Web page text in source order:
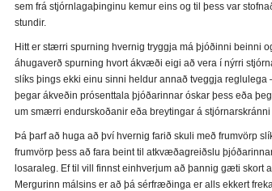
sem frá stjórnlagaþinginu kemur eins og til þess var
stundir.
Hitt er stærri spurning hvernig tryggja má þjóðinni beinni
áhugaverð spurning hvort ákvæði eigi að vera í nýrri
slíks þings ekki einu sinni heldur annað tveggja
þegar ákveðin prósenttala þjóðarinnar óskar þess eða
um smærri endurskoðanir eða breytingar á
Þá þarf að huga að því hvernig farið skuli með frumvörp
frumvörp þess að fara beint til atkvæðagreiðslu
losaraleg. Ef til vill finnst einhverjum að þannig gæti
Mergurinn málsins er að þá sérfræðinga er alls ekkert